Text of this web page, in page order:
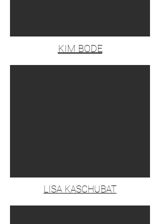
KIM BODE
LISA KASCHUBAT